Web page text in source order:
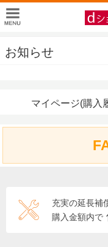
お知らせ
マイページ(購入
充実の延長補
購入金額内で